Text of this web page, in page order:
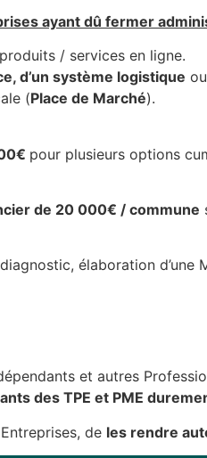
ayant dû fermer
/ services en ligne.
d’un système logistique
(Place de Marché).
pour plusieurs options
de 20 000€ / commune
élaboration
et autres
des TPE et PME
de les rendre